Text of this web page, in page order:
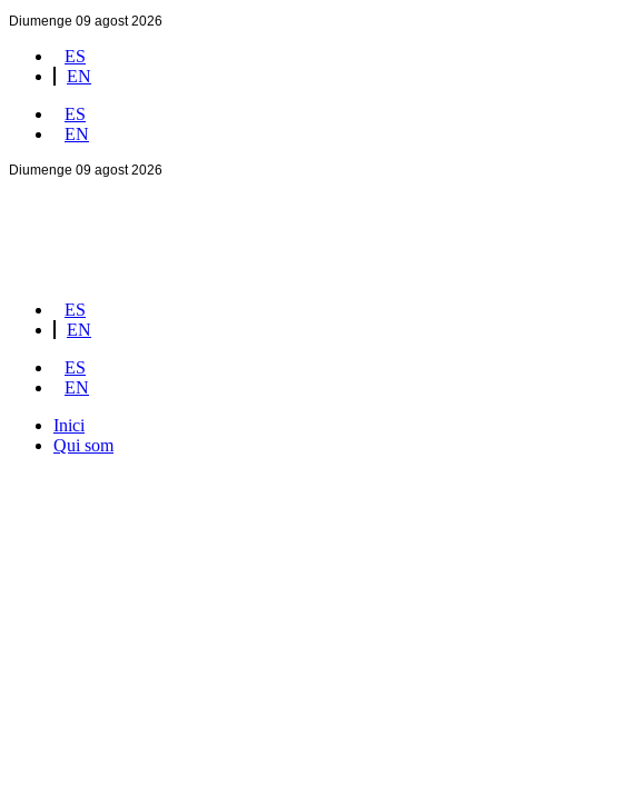
Diumenge 09 agost 2026
ES
EN
ES
EN
Diumenge 09 agost 2026
ES
EN
ES
EN
Inici
Qui som